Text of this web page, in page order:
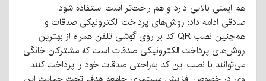
هم ایمنی بالایی دارد و هم راحت‌تر است استفاده شود.
صادقی ادامه داد: روش‌های پرداخت الکترونیکی صدقات و
هم‌چنین نصب QR کد بر روی گوشی تلفن همراه از بهترین
روش‌های پرداخت الکترونیکی صدقات است که مشترکان خانگی
می‌توانند با نصب این کد به‌راحتی صدقات خود را پرداخت کنند.